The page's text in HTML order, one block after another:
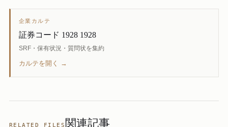
企業カルテ
証券コード 1928 1928
SRF・保有状況・質問状を集約
カルテを開く →
RELATED FILES 関連記事